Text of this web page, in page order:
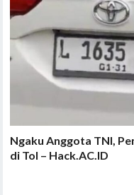
Ngaku Anggota TNI,
di Tol – Hack.AC.ID